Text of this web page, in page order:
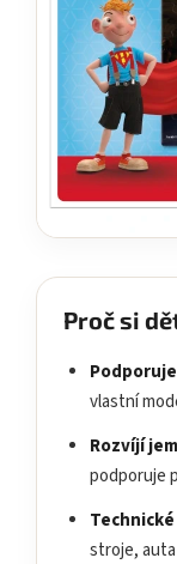
Proč si
vlastní
Rozvíjí
podporuje
stroje,